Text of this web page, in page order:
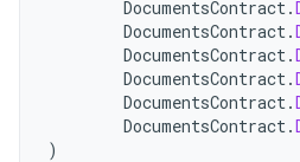
DocumentsContract.
DocumentsContract.
DocumentsContract.
DocumentsContract.
DocumentsContract.
DocumentsContract.
)